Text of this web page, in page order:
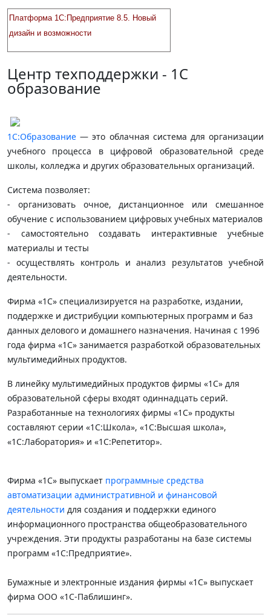
Платформа 1С:Предприятие 8.5. Новый
дизайн и возможности
Центр техподдержки - 1С
образование
1С:Образование — это облачная система для организации
учебного процесса в цифровой образовательной среде
школы, колледжа и других образовательных организаций.
Система позволяет:
- организовать очное, дистанционное или смешанное
обучение с использованием цифровых учебных материалов
- самостоятельно создавать интерактивные учебные
материалы и тесты
- осуществлять контроль и анализ результатов учебной
деятельности.
Фирма «1С» специализируется на разработке, издании,
поддержке и дистрибуции компьютерных программ и баз
данных делового и домашнего назначения. Начиная с 1996
года фирма «1С» занимается разработкой образовательных
мультимедийных продуктов.
В линейку мультимедийных продуктов фирмы «1С» для
образовательной сферы входят одиннадцать серий.
Разработанные на технологиях фирмы «1С» продукты
составляют серии «1С:Школа», «1С:Высшая школа»,
«1С:Лаборатория» и «1С:Репетитор».
Фирма «1С» выпускает программные средства
автоматизации административной и финансовой
деятельности для создания и поддержки единого
информационного пространства общеобразовательного
учреждения. Эти продукты разработаны на базе системы
программ «1С:Предприятие».
Бумажные и электронные издания фирмы «1С» выпускает
фирма ООО «1С-Паблишинг».